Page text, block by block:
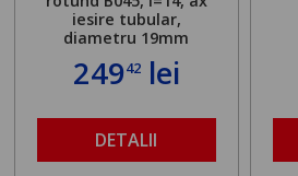
iesire tubular,
diametru 19mm
24942lei
DETALII